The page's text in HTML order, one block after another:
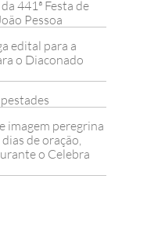
441ª Festa de
Pessoa
edital para a
o Diaconado
imagem peregrina
de oração,
o Celebra